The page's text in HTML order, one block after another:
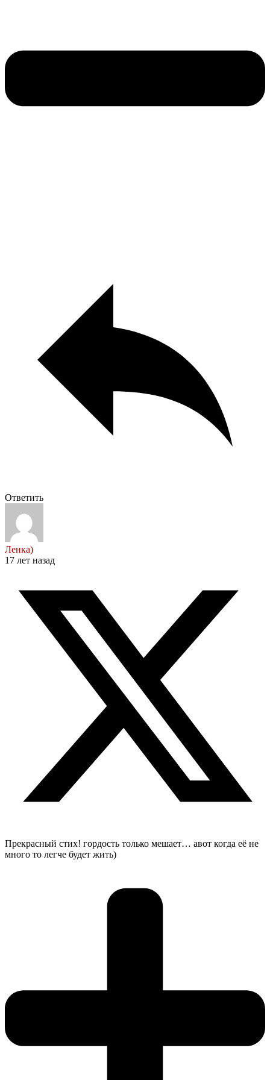
Ответить
Ленка)
17 лет назад
Прекрасный стих! гордость только мешает… авот когда её не
много то легче будет жить)